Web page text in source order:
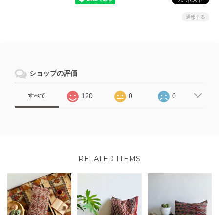
通報する
ショップの評価
すべて 120 0 0
RELATED ITEMS